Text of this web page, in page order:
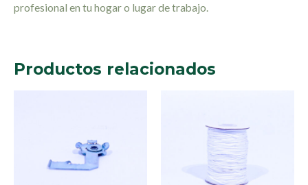
profesional en tu hogar o lugar de trabajo.
Productos relacionados